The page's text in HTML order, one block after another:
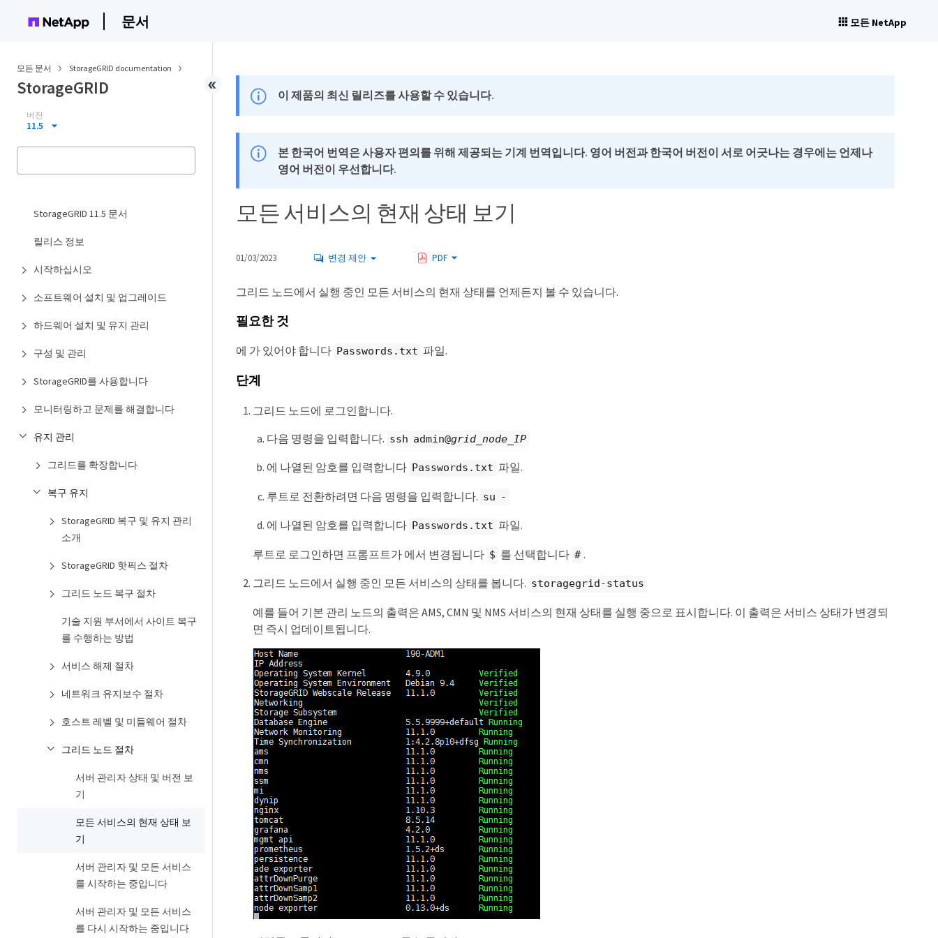
문서 모든 NetApp
모든 문서 StorageGRID documentation
StorageGRID
버전
11.5
StorageGRID 11.5 문서
릴리스 정보
시작하십시오
소프트웨어 설치 및 업그레이드
하드웨어 설치 및 유지 관리
구성 및 관리
StorageGRID를 사용합니다
모니터링하고 문제를 해결합니다
유지 관리
그리드를 확장합니다
복구 유지
StorageGRID 복구 및 유지 관리
소개
StorageGRID 핫픽스 절차
그리드 노드 복구 절차
기술 지원 부서에서 사이트 복구
를 수행하는 방법
서비스 해제 절차
네트워크 유지보수 절차
호스트 레벨 및 미들웨어 절차
그리드 노드 절차
서버 관리자 상태 및 버전 보
기
모든 서비스의 현재 상태 보
기
서버 관리자 및 모든 서비스
를 시작하는 중입니다
서버 관리자 및 모든 서비스
를 다시 시작하는 중입니다
이 제품의 최신 릴리즈를 사용할 수 있습니다.
본 한국어 번역은 사용자 편의를 위해 제공되는 기계 번역입니다. 영어 버전과 한국어 버전이 서로 어긋나는 경우에는 언제나
영어 버전이 우선합니다.
모든 서비스의 현재 상태 보기
01/03/2023 변경 제안 PDF
그리드 노드에서 실행 중인 모든 서비스의 현재 상태를 언제든지 볼 수 있습니다.
필요한 것
에 가 있어야 합니다 Passwords.txt 파일.
단계
그리드 노드에 로그인합니다.
다음 명령을 입력합니다. ssh admin@grid_node_IP
에 나열된 암호를 입력합니다 Passwords.txt 파일.
루트로 전환하려면 다음 명령을 입력합니다. su -
에 나열된 암호를 입력합니다 Passwords.txt 파일.
루트로 로그인하면 프롬프트가 에서 변경됩니다 $ 를 선택합니다 # .
그리드 노드에서 실행 중인 모든 서비스의 상태를 봅니다. storagegrid-status
예를 들어 기본 관리 노드의 출력은 AMS, CMN 및 NMS 서비스의 현재 상태를 실행 중으로 표시합니다. 이 출력은 서비스 상태가 변경되
면 즉시 업데이트됩니다.